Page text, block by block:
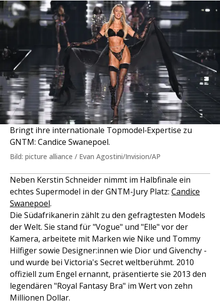
Bringt ihre internationale Topmodel‑Expertise zu
GNTM: Candice Swanepoel.
Bild: picture alliance / Evan Agostini/Invision/AP
Neben Kerstin Schneider nimmt im Halbfinale ein
echtes Supermodel in der GNTM-Jury Platz: Candice
Swanepoel.
Die Südafrikanerin zählt zu den gefragtesten Models
der Welt. Sie stand für "Vogue" und "Elle" vor der
Kamera, arbeitete mit Marken wie Nike und Tommy
Hilfiger sowie Designer:innen wie Dior und Givenchy -
und wurde bei Victoria's Secret weltberühmt. 2010
offiziell zum Engel ernannt, präsentierte sie 2013 den
legendären "Royal Fantasy Bra" im Wert von zehn
Millionen Dollar.